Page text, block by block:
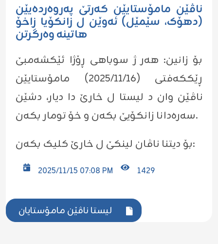
ناڤێن مامۆستایێن کەرتێ پەروەردەیێن
(دهۆک، سێمێل) ئەوێن ل زانکۆیا زاخۆ
هاتینە وەرگرتن
بۆ زانین: هەر ژ سوباهی ڕۆژا ئێکشەمبێ
ڕێککەفتی (٢٠٢٥/١١/١٦) مامۆستایێن
ناڤێن وان د لیستا ل خارێ دا دیار، دشێن
سەرەدانا زانکۆیێ بکەن و خۆ تومار بکەن.
بۆ دیتنا ناڤان لینکێ ل خارێ کلیک بکەن:
2025/11/15 07:08 PM 1429
لیستا ناڤێن مامۆستایان